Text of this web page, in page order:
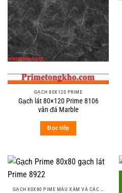
GẠCH 80X120 PRIME
Gạch lát 80×120 Prime 8106
vân đá Marble
Đọc tiếp